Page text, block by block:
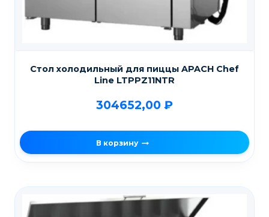
Стол холодильный для пиццы APACH Chef
Line LTPPZ11NTR
304652,00 ₽
В корзину